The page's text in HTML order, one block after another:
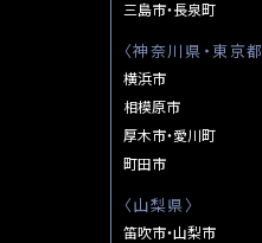
三島市・長泉町
〈神奈川県・東京都
横浜市
相模原市
厚木市・愛川町
町田市
〈山梨県〉
笛吹市・山梨市